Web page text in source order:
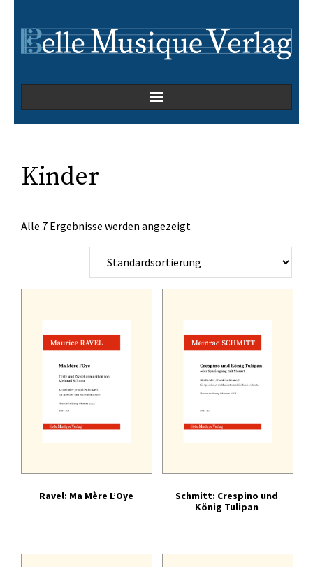
Home
Kammermusik
Oper
Orchesterwerke
Tonträger (Audio-Video)
Literatur
Kinder
Alle 7 Ergebnisse werden angezeigt
Ravel: Ma Mère L’Oye
Schmitt: Crespino und
König Tulipan